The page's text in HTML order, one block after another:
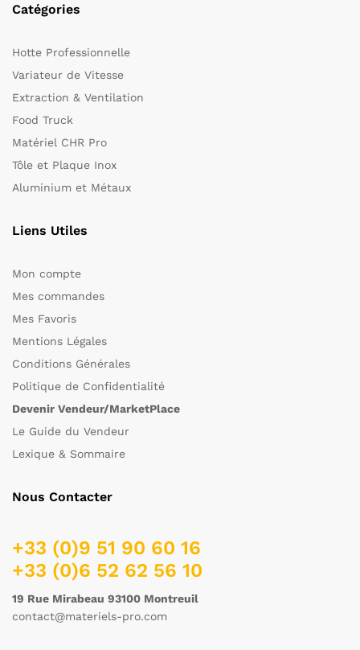
Catégories
Hotte Professionnelle
Variateur de Vitesse
Extraction & Ventilation
Food Truck
Matériel CHR Pro
Tôle et Plaque Inox
Aluminium et Métaux
Liens Utiles
Mon compte
Mes commandes
Mes Favoris
Mentions Légales
Conditions Générales
Politique de Confidentialité
Devenir Vendeur/MarketPlace
Le Guide du Vendeur
Lexique & Sommaire
Nous Contacter
+33 (0)9 51 90 60 16
+33 (0)6 52 62 56 10
19 Rue Mirabeau 93100 Montreuil
contact@materiels-pro.com